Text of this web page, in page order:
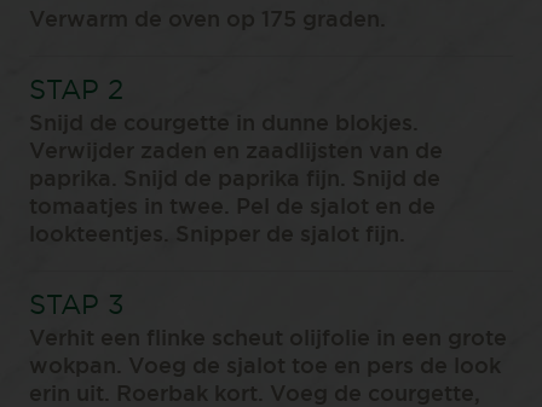
Verwarm de oven op 175 graden.⁠
Snijd de courgette in dunne blokjes.
Verwijder zaden en zaadlijsten van de
paprika. Snijd de paprika fijn. Snijd de
tomaatjes in twee. Pel de sjalot en de
lookteentjes. Snipper de sjalot fijn.⁠
️Verhit een flinke scheut olijfolie in een grote
wokpan. Voeg de sjalot toe en pers de look
erin uit. Roerbak kort. Voeg de courgette,